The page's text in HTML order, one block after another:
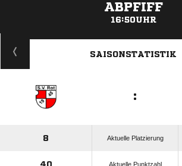
ABPFIFF
16:50UHR
ANZEIGE
SAISONSTATISTIK
:
8 Aktuelle Platzierung
40 Aktuelle Punktzahl